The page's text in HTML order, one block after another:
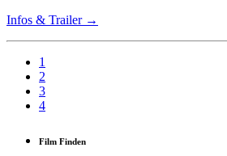
Infos & Trailer →
1
2
3
4
Film Finden